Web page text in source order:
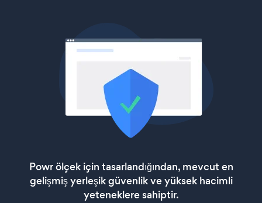
Powr ölçek için tasarlandığından, mevcut en
gelişmiş yerleşik güvenlik ve yüksek hacimli
yeteneklere sahiptir.